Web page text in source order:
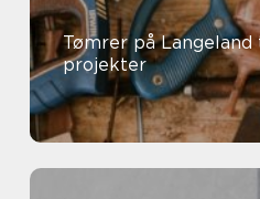
Tømrer på
projekter